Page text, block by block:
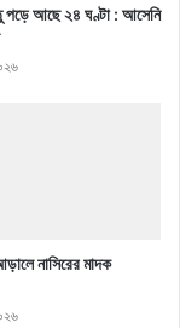
পড়ে আছে ২৪ ঘণ্টা : আসেনি
নাসিরের মাদক